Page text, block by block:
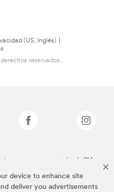
device to enhance site
deliver you advertisements
(US, Inglés)
reservados..
son marcas comerciales de 3M.